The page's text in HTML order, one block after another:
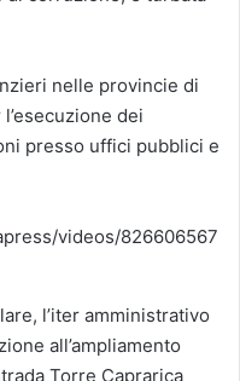
nelle provincie di
dei
presso uffici pubblici e
videos/826606567
l’iter amministrativo
all’ampliamento
Torre Caprarica